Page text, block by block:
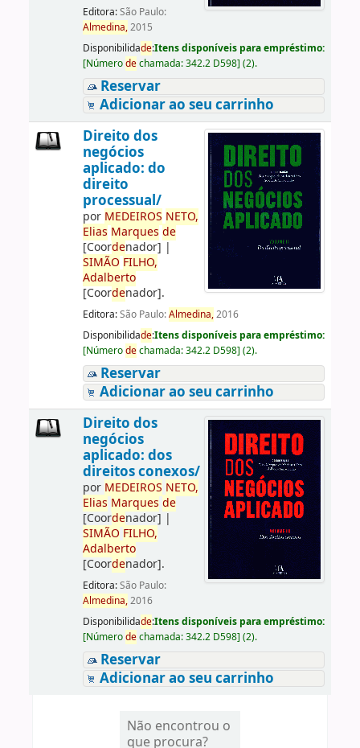
Editora:São Paulo:
Almedina,2015
Disponibilidade:Itens disponíveis para empréstimo:
[Númerodechamada:342.2 D598] (2).
Reservar
Adicionar ao seu carrinho
Direito dos
negócios
aplicado: do
direito
processual/
por MEDEIROS NETO,
Elias Marques de
[Coordenador] |
SIMÃO FILHO,
Adalberto
[Coordenador].
Editora:São Paulo:Almedina,2016
Disponibilidade:Itens disponíveis para empréstimo:
[Númerodechamada:342.2 D598] (2).
Reservar
Adicionar ao seu carrinho
Direito dos
negócios
aplicado: dos
direitos conexos/
por MEDEIROS NETO,
Elias Marques de
[Coordenador] |
SIMÃO FILHO,
Adalberto
[Coordenador].
Editora:São Paulo:
Almedina,2016
Disponibilidade:Itens disponíveis para empréstimo:
[Númerodechamada:342.2 D598] (2).
Reservar
Adicionar ao seu carrinho
Não encontrou o
que procura?